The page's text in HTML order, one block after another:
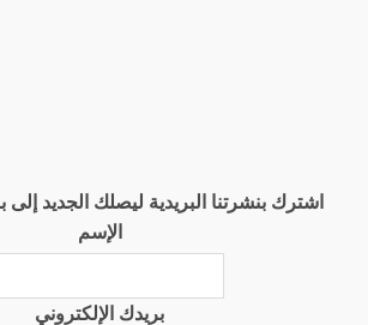
اشترك بنشرتنا البريدية ليصلك الجديد إلى
الإسم
بريدك الإلكتروني